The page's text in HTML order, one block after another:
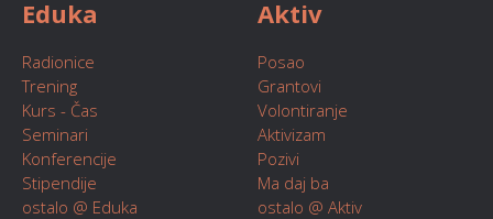
Eduka
Radionice
Trening
Kurs - Čas
Seminari
Konferencije
Stipendije
ostalo @ Eduka
Aktiv
Posao
Grantovi
Volontiranje
Aktivizam
Pozivi
Ma daj ba
ostalo @ Aktiv